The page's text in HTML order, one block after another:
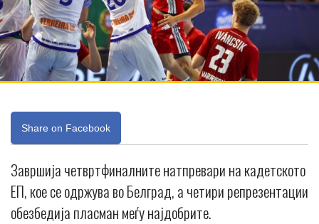
Share on Facebook
Завршија четвртфиналните натпревари на кадетското
ЕП, кое се одржува во Белград, а четири репрезентации
обезбедија пласман меѓу најдобрите.